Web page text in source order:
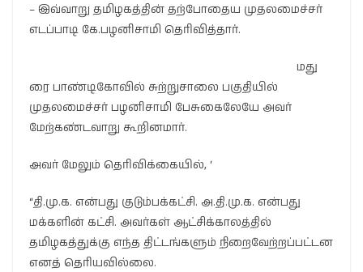
– இவ்வாறு தமிழகத்தின் தற்போதைய முதலமைச்சர்
எடப்பாடி கே.பழனிசாமி தெரிவித்தார்.
மது
ரை பாண்டிகோவில் சுற்றுசாலை பகுதியில்
முதலமைச்சர் பழனிசாமி பேசுகைலேயே அவர்
மேற்கண்டவாறு கூறினமார்.
அவர் மேலும் தெரிவிக்கையில், ‘
“தி.மு.க. என்பது குடும்பக்கட்சி. அ.தி.மு.க. என்பது
மக்களின் கட்சி. அவர்கள் ஆட்சிக்காலத்தில்
தமிழகத்துக்கு எந்த திட்டங்களும் நிறைவேற்றப்பட்டன
எனத் தெரியவில்லை.